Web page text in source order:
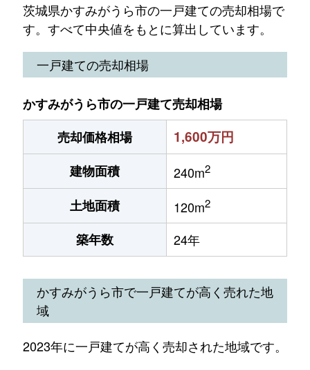
茨城県かすみがうら市の一戸建ての売却相場で
す。すべて中央値をもとに算出しています。
一戸建ての売却相場
かすみがうら市の一戸建て売却相場
売却価格相場
1,600万円
建物面積 240m2
土地面積 120m2
築年数 24年
かすみがうら市で一戸建てが高く売れた地
域
2023年に一戸建てが高く売却された地域です。